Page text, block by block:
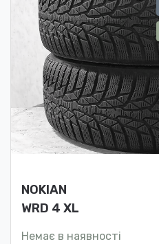
NOKIAN
WRD 4 XL
Немає в наявності